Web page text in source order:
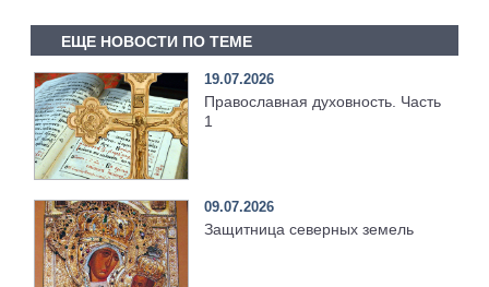
ЕЩЕ НОВОСТИ ПО ТЕМЕ
19.07.2026
Православная духовность. Часть
1
09.07.2026
Защитница северных земель